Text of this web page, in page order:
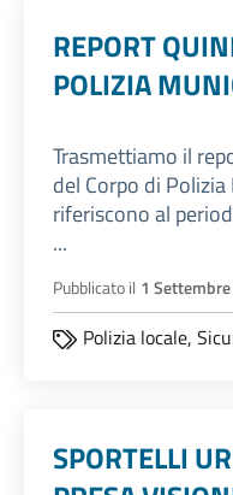
REPORT
POLIZIA
Trasmettiamo il
del Corpo di
riferiscono al
...
Pubblicato il 1
Polizia locale,
SPORTELLI